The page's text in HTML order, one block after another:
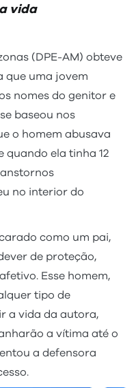
vida
(DPE-AM) obteve
que uma jovem
nomes do genitor e
baseou nos
o homem abusava
quando ela tinha 12
no interior do
como um pai,
de proteção,
Esse homem,
tipo de
a vida da autora,
a vítima até o
a defensora